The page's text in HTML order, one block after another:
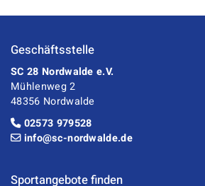
Geschäftsstelle
SC 28 Nordwalde e.V.
Mühlenweg 2
48356 Nordwalde
02573 979528
info@sc-nordwalde.de
Sportangebote finden